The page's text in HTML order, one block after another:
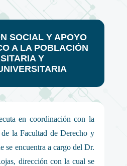
SOCIAL Y APOYO
A LA POBLACIÓN
Y
en coordinación con la
la Facultad de Derecho y
se encuentra a cargo del Dr.
dirección con la cual se